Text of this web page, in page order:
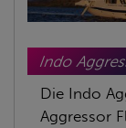
Indo
Die Indo
Aggressor